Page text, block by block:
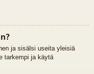
ja sisälsi useita yleisiä
tarkempi ja käytä